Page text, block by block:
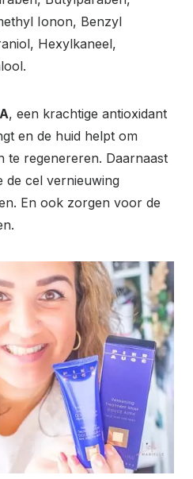
Ionon, Benzyl
Hexylkaneel,
, een krachtige antioxidant
en de huid helpt om
te regenereren. Daarnaast
de cel vernieuwing
En ook zorgen voor de